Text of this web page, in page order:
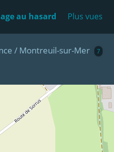
au hasard Plus vues
/ Montreuil-sur-Mer 7